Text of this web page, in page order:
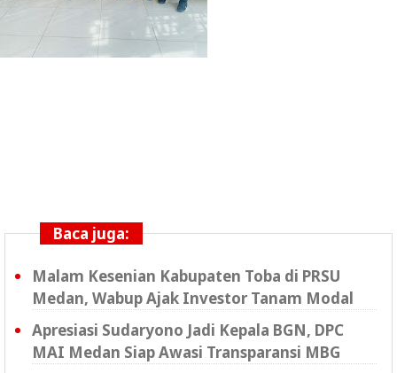
Baca juga:
Malam Kesenian Kabupaten Toba di PRSU
Medan, Wabup Ajak Investor Tanam Modal
Apresiasi Sudaryono Jadi Kepala BGN, DPC
MAI Medan Siap Awasi Transparansi MBG